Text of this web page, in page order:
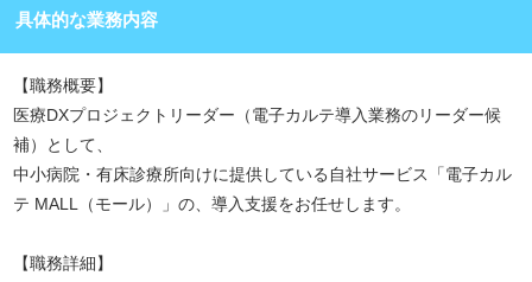
具体的な業務内容
【職務概要】
医療DXプロジェクトリーダー（電子カルテ導入業務のリーダー候
補）として、
中小病院・有床診療所向けに提供している自社サービス「電子カル
テ MALL（モール）」の、導入支援をお任せします。
【職務詳細】